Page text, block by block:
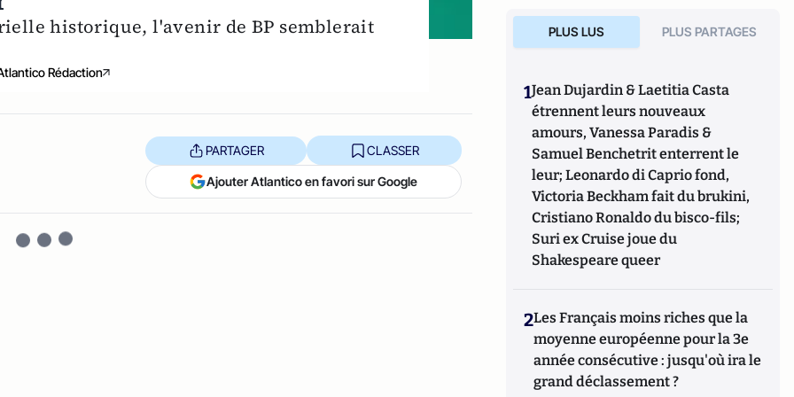
historique, l'avenir de BP semblerait
Rédaction
PARTAGER CLASSER
Ajouter Atlantico en favori sur Google
PLUS LUS PLUS PARTAGES
1Jean Dujardin & Laetitia Casta
étrennent leurs nouveaux
amours, Vanessa Paradis &
Samuel Benchetrit enterrent le
leur; Leonardo di Caprio fond,
Victoria Beckham fait du brukini,
Cristiano Ronaldo du bisco-fils;
Suri ex Cruise joue du
Shakespeare queer
2Les Français moins riches que la
moyenne européenne pour la 3e
année consécutive : jusqu'où ira le
grand déclassement ?